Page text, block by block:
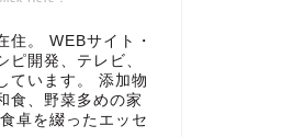
住。 WEBサイト・
ピ開発、テレビ、
ています。 添加物
食、野菜多めの家
卓を綴ったエッセ